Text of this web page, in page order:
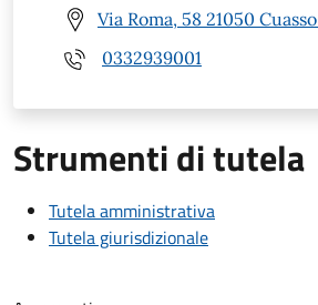
Via Roma, 58 21050
0332939001
Strumenti di tutela
Tutela amministrativa
Tutela giurisdizionale